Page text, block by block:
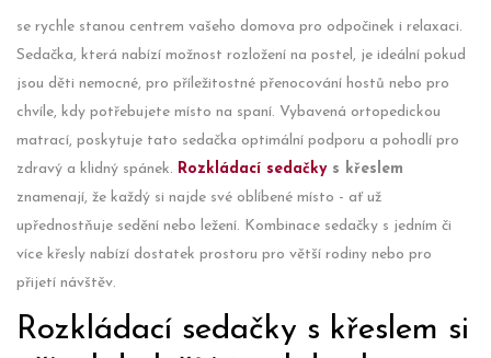
se rychle stanou centrem vašeho domova pro odpočinek i relaxaci.
Sedačka, která nabízí možnost rozložení na postel, je ideální pokud
jsou děti nemocné, pro příležitostné přenocování hostů nebo pro
chvíle, kdy potřebujete místo na spaní. Vybavená ortopedickou
matrací, poskytuje tato sedačka optimální podporu a pohodlí pro
zdravý a klidný spánek. Rozkládací sedačkys křeslem
znamenají, že každý si najde své oblíbené místo - ať už
upřednostňuje sedění nebo ležení. Kombinace sedačky s jedním či
více křesly nabízí dostatek prostoru pro větší rodiny nebo pro
přijetí návštěv.
Rozkládací sedačky s křeslem si